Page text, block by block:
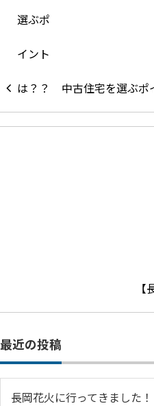
中古住宅を選ぶ
最近の投稿
長岡花火に行ってきました！